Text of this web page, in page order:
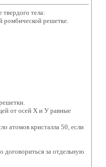
тела:
ромбической решетке.
от осей X и У равные
атомов кристалла 50, если
договориться за отдельную